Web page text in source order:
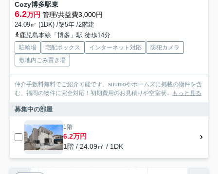
Cozy博多駅東
6.2万円 管理/共益費3,000円
24.09㎡ (1DK) /築5年 /2階建
鹿児島本線「博多」駅 徒歩14分
駐輪場 宅配ボックス インターネット対応
防犯カメラ
敷地内ごみ置き場
仲介手数料無料でご紹介可能です。suumoやホームズに掲載の物件を含
む、福岡の物件に完全対応！初期費用のお見積りや空室状... もっと見る
募集中の部屋
1階
6.2万円
1階 / 24.09㎡ / 1DK